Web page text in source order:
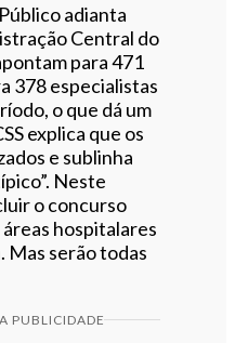
adianta
Central do
para 471
378 especialistas
o que dá um
explica que os
e sublinha
Neste
o concurso
hospitalares
Mas serão todas
PUBLICIDADE